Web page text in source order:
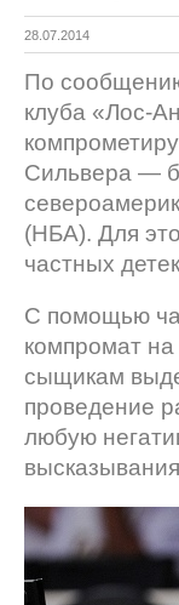
28.07.2014
По
клуба «Лос-
Сильвера —
(НБА). Для
частных
С помощью
компромат
сыщикам
проведение
любую